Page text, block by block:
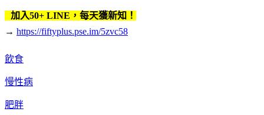
加入50+ LINE，每天獲新知！
→ https://fiftyplus.pse.im/5zvc58
飲食
慢性病
肥胖